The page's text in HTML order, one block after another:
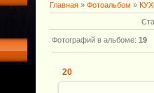
Главная » Фотоальбом »
Фотографий в альбоме: 19
20